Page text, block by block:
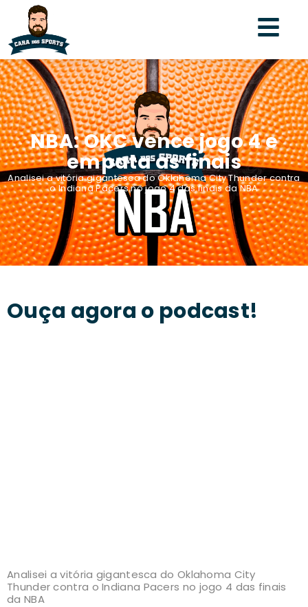
NBA: OKC vence jogo 4 e
empata as finais
Analisei a vitória gigantesca do Oklahoma City Thunder contra
o Indiana Pacers no jogo 4 das finais da NBA
Ouça agora o podcast!
Analisei a vitória gigantesca do Oklahoma City
Thunder contra o Indiana Pacers no jogo 4 das finais
da NBA